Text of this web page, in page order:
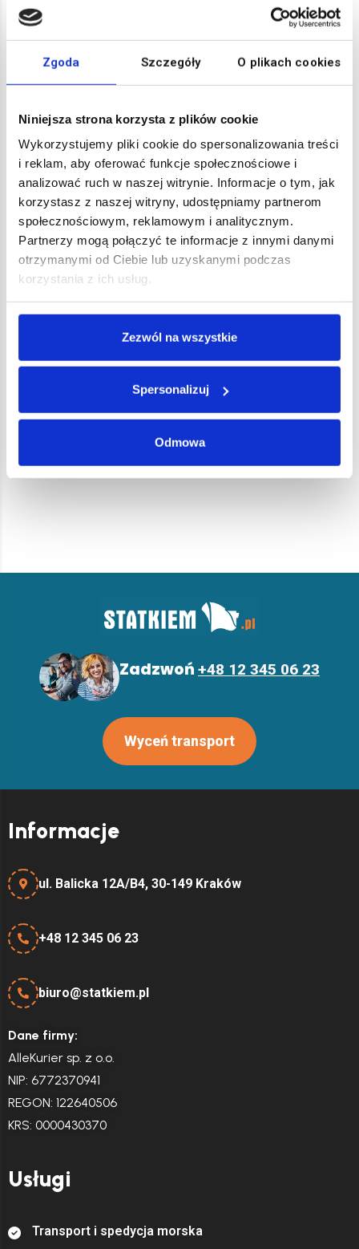
Zgoda Szczegóły O plikach cookies
Niniejsza strona korzysta z plików cookie
Wykorzystujemy pliki cookie do spersonalizowania treści
i reklam, aby oferować funkcje społecznościowe i
analizować ruch w naszej witrynie. Informacje o tym, jak
korzystasz z naszej witryny, udostępniamy partnerom
społecznościowym, reklamowym i analitycznym.
Partnerzy mogą połączyć te informacje z innymi danymi
otrzymanymi od Ciebie lub uzyskanymi podczas
korzystania z ich usług.
Zezwól na wszystkie
Spersonalizuj
Odmowa
rozkonsolidowaniu. Dlatego skuteczna konsolidacja
wymaga sprawnego magazynu, jasnych procedur i
dobrze ustawionej komunikacji między uczestnikami
Sprawdź także
A B
Baltic HUB w Gdańsku
Zadzwoń +48 12 345 06 23
Wyceń transport
Informacje
ul. Balicka 12A/B4, 30-149 Kraków
+48 12 345 06 23
biuro@statkiem.pl
Dane firmy:
AlleKurier sp. z o.o.
NIP: 6772370941
REGON: 122640506
KRS: 0000430370
Usługi
Transport i spedycja mors ka